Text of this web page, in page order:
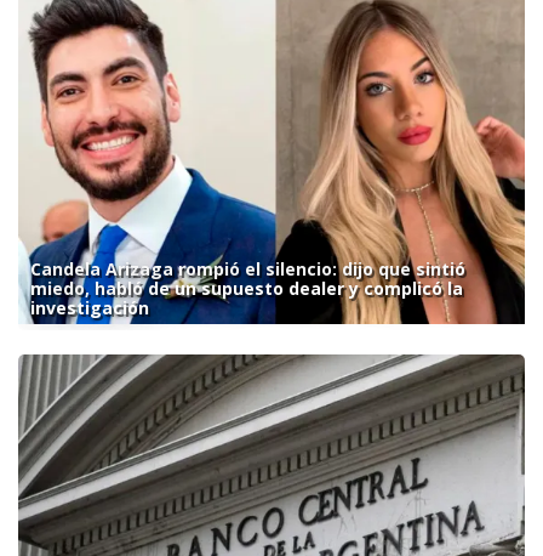
Candela Arizaga rompió el silencio: dijo que sintió
miedo, habló de un supuesto dealer y complicó la
investigación